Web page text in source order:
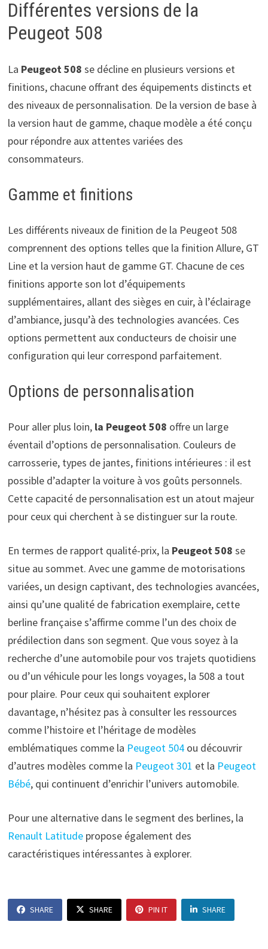
Différentes versions de la
Peugeot 508
La Peugeot 508 se décline en plusieurs versions et
finitions, chacune offrant des équipements distincts et
des niveaux de personnalisation. De la version de base à
la version haut de gamme, chaque modèle a été conçu
pour répondre aux attentes variées des
consommateurs.
Gamme et finitions
Les différents niveaux de finition de la Peugeot 508
comprennent des options telles que la finition Allure, GT
Line et la version haut de gamme GT. Chacune de ces
finitions apporte son lot d’équipements
supplémentaires, allant des sièges en cuir, à l’éclairage
d’ambiance, jusqu’à des technologies avancées. Ces
options permettent aux conducteurs de choisir une
configuration qui leur correspond parfaitement.
Options de personnalisation
Pour aller plus loin, la Peugeot 508 offre un large
éventail d’options de personnalisation. Couleurs de
carrosserie, types de jantes, finitions intérieures : il est
possible d’adapter la voiture à vos goûts personnels.
Cette capacité de personnalisation est un atout majeur
pour ceux qui cherchent à se distinguer sur la route.
En termes de rapport qualité-prix, la Peugeot 508 se
situe au sommet. Avec une gamme de motorisations
variées, un design captivant, des technologies avancées,
ainsi qu’une qualité de fabrication exemplaire, cette
berline française s’affirme comme l’un des choix de
prédilection dans son segment. Que vous soyez à la
recherche d’une automobile pour vos trajets quotidiens
ou d’un véhicule pour les longs voyages, la 508 a tout
pour plaire. Pour ceux qui souhaitent explorer
davantage, n’hésitez pas à consulter les ressources
comme l’histoire et l’héritage de modèles
emblématiques comme la Peugeot 504ou découvrir
d’autres modèles comme la Peugeot 301 et la Peugeot
Bébé, qui continuent d’enrichir l’univers automobile.
Pour une alternative dans le segment des berlines, la
Renault Latitudepropose également des
caractéristiques intéressantes à explorer.
SHARE SHARE PIN IT SHARE